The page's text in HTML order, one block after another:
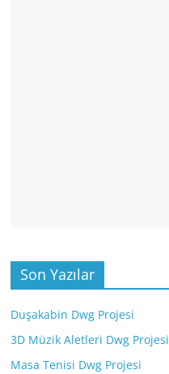
Son Yazılar
Duşakabin Dwg Projesi
3D Müzik Aletleri Dwg Projesi
Masa Tenisi Dwg Projesi